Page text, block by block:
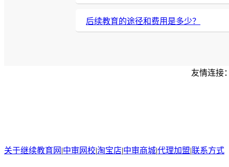
后续教育的途径和费用是多少？
友情连接
关于继续教育网 |中审网校|淘宝店|中审商城|代理加盟|联系方式